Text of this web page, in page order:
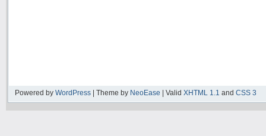
Powered by WordPress | Theme by NeoEase | Valid XHTML 1.1 and CSS 3